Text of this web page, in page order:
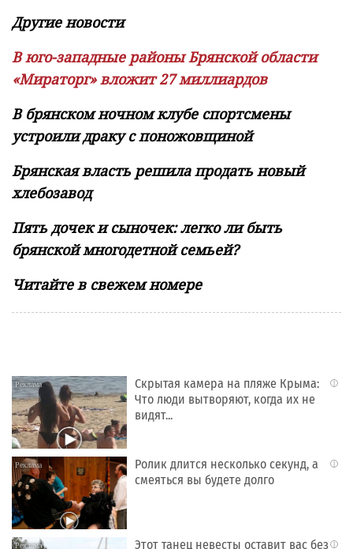
Другие новости
В юго-западные районы Брянской области
«Мираторг» вложит 27 миллиардов
В брянском ночном клубе спортсмены
устроили драку с поножовщиной
Брянская власть решила продать новый
хлебозавод
Пять дочек и сыночек: легко ли быть
брянской многодетной семьей?
Читайте в свежем номере
i
Скрытая камера на пляже Крыма:
Что люди вытворяют, когда их не
видят...
i
Ролик длится несколько секунд, а
смеяться вы будете долго
i
Этот танец невесты оставит вас без